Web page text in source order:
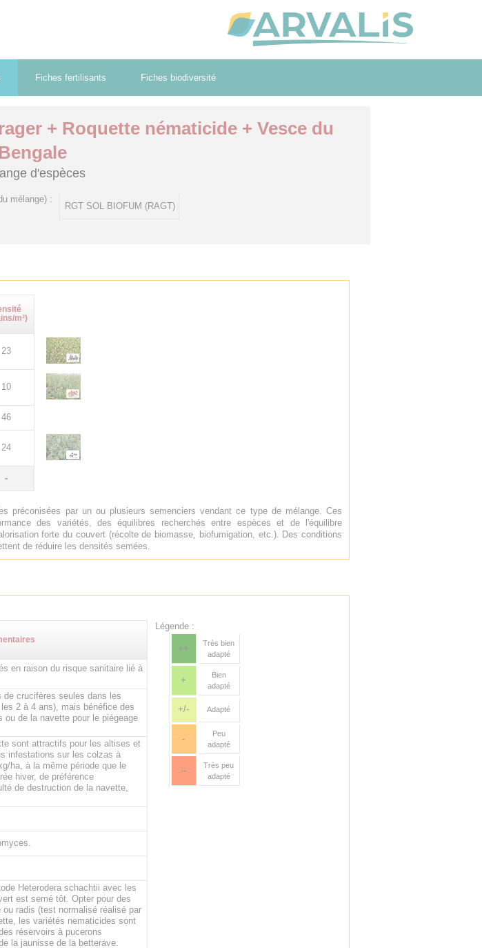
Fiches fertilisants Fiches biodiversité
+ Roquette nématicide + Vesce du
d'espèces
mélange) :
RGT SOL BIOFUM (RAGT)
m²)
23
10
46
24
-
préconisées par un ou plusieurs semenciers vendant ce type de mélange. Ces
des variétés, des équilibres recherchés entre espèces et de l'équilibre
forte du couvert (récolte de biomasse, biofumigation, etc.). Des conditions
de réduire les densités semées.
en raison du risque sanitaire lié à
de crucifères seules dans les
2 à 4 ans), mais bénéfice des
de la navette pour le piégeage
sont attractifs pour les altises et
infestations sur les colzas à
ha, à la même période que le
hiver, de préférence
de destruction de la navette,
Heterodera schachtii avec les
est semé tôt. Opter pour des
radis (test normalisé réalisé par
les variétés nematicides sont
réservoirs à pucerons
la jaunisse de la betterave.
Légende :
++
Très bien
adapté
+
Bien
adapté
+/- Adapté
-
Peu
adapté
--
Très peu
adapté